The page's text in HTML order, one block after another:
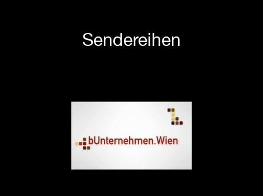
Sendereihen